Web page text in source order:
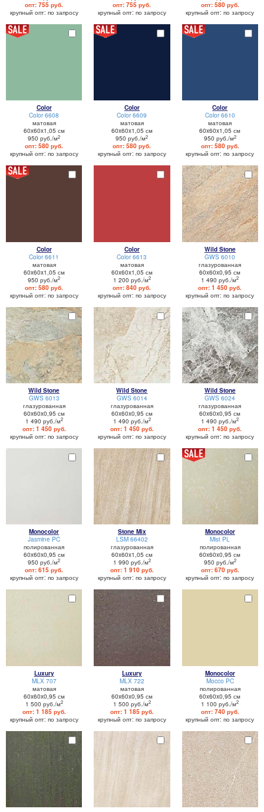
опт: 755 руб.
крупный опт: по запросу
опт: 755 руб.
крупный опт: по запросу
опт: 580 руб.
крупный опт: по запросу
Color
Color 6608
матовая
60x60x1,05 см
950 руб./м2
опт: 580 руб.
крупный опт: по запросу
Color
Color 6609
матовая
60x60x1,05 см
950 руб./м2
опт: 580 руб.
крупный опт: по запросу
Color
Color 6610
матовая
60x60x1,05 см
950 руб./м2
опт: 580 руб.
крупный опт: по запросу
Color
Color 6611
матовая
60x60x1,05 см
950 руб./м2
опт: 580 руб.
крупный опт: по запросу
Color
Color 6613
матовая
60x60x1,05 см
1 200 руб./м2
опт: 840 руб.
крупный опт: по запросу
Wild Stone
GWS 6010
глазурованная
60x60x0,95 см
1 490 руб./м2
опт: 1 450 руб.
крупный опт: по запросу
Wild Stone
GWS 6013
глазурованная
60x60x0,95 см
1 490 руб./м2
опт: 1 450 руб.
крупный опт: по запросу
Wild Stone
GWS 6014
глазурованная
60x60x0,95 см
1 490 руб./м2
опт: 1 450 руб.
крупный опт: по запросу
Wild Stone
GWS 6024
глазурованная
60x60x0,95 см
1 490 руб./м2
опт: 1 450 руб.
крупный опт: по запросу
Monocolor
Jasmine PC
полированная
60x60x0,95 см
950 руб./м2
опт: 615 руб.
крупный опт: по запросу
Stone Mix
LSM 66402
глазурованная
60x60x1,05 см
1 990 руб./м2
опт: 1 910 руб.
крупный опт: по запросу
Monocolor
Mist PL
полированная
60x60x0,95 см
950 руб./м2
опт: 670 руб.
крупный опт: по запросу
Luxury
MLX 707
матовая
60x60x0,95 см
1 500 руб./м2
опт: 1 185 руб.
крупный опт: по запросу
Luxury
MLX 722
матовая
60x60x0,95 см
1 500 руб./м2
опт: 1 185 руб.
крупный опт: по запросу
Monocolor
Mocco PC
полированная
60x60x0,95 см
1 100 руб./м2
опт: 740 руб.
крупный опт: по запросу